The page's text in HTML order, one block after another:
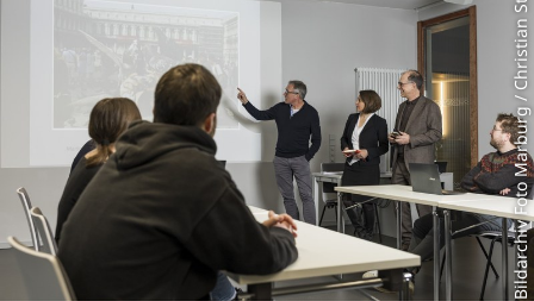
Bildarchiv Foto Marburg / Christian Stein